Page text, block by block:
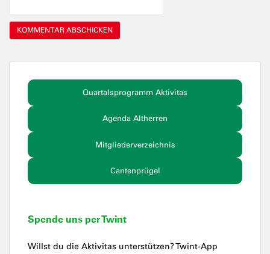
Quartalsprogramm Aktivitas
Agenda Altherren
Mitgliederverzeichnis
Cantenprügel
Spende uns per Twint
Willst du die Aktivitas unterstützen? Twint-App